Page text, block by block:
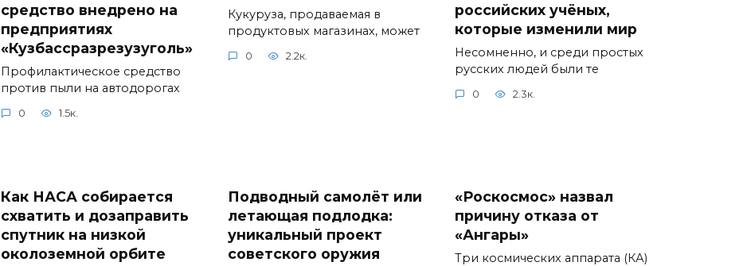
средство внедрено на
предприятиях
«Кузбассразрезузуголь»
Профилактическое средство
против пыли на автодорогах
0 1.5к.
Кукуруза, продаваемая в
продуктовых магазинах, может
0 2.2к.
российских учёных,
которые изменили мир
Несомненно, и среди простых
русских людей были те
0 2.3к.
Как НАСА собирается
схватить и дозаправить
спутник на низкой
околоземной орбите
Подводный самолёт или
летающая подлодка:
уникальный проект
советского оружия
«Роскосмос» назвал
причину отказа от
«Ангары»
Три космических аппарата (КА)